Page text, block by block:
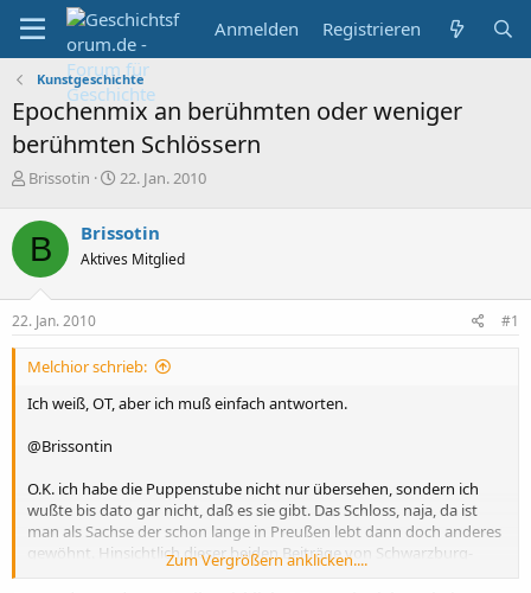
Anmelden Registrieren
Kunstgeschichte
Epochenmix an berühmten oder weniger
berühmten Schlössern
E
s
t
e
l
l
e
Brissotin
E
t
e
l
m
22. Jan. 2010
B Brissotin
Aktives Mitglied
22. Jan. 2010 #1
Melchior schrieb:
Ich weiß, OT, aber ich muß einfach antworten.
@Brissontin
O.K. ich habe die Puppenstube nicht nur übersehen, sondern ich
wußte bis dato gar nicht, daß es sie gibt. Das Schloss, naja, da ist
man als Sachse der schon lange in Preußen lebt dann doch anderes
gewöhnt. Hinsichtlich dieser beiden Beiträge von Schwarzburg-
Sondershausen zur Weltkultur bekenne ich mich zu meinem
Zum Vergrößern anklicken....